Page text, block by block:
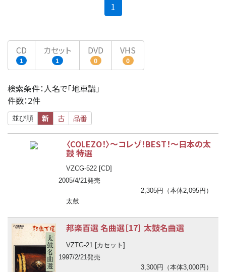
1
CD
1
カセット
1
DVD
0
VHS
0
検索条件：人名で「地車講」
件数：2件
並び順 新 古 品番
〈COLEZO！〉〜コレゾ！BEST！〜日本の太
鼓 特選
VZCG-522 [CD]
2005/4/21発売
2,305円（本体2,095円）
太鼓
邦楽百選 名曲選［17］ 太鼓名曲選
VZTG-21 [カセット]
1997/2/21発売
3,300円（本体3,000円）